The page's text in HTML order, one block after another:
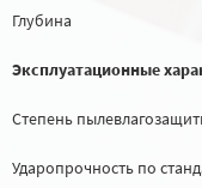
Глубина
Эксплуатационные
Степень
Ударопрочность по